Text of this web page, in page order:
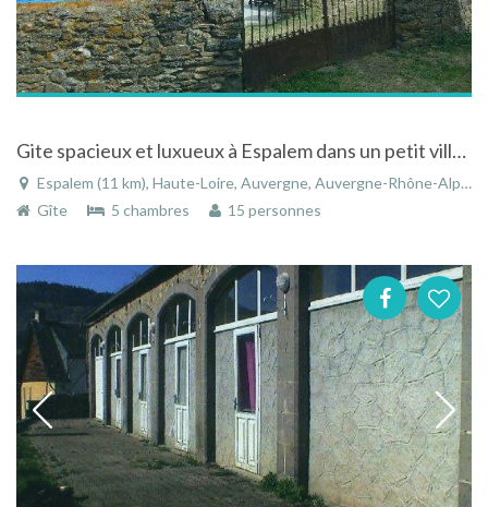
Gite spacieux et luxueux à Espalem dans un petit village agricole au calme en auvergne
Espalem (11 km), Haute-Loire, Auvergne, Auvergne-Rhône-Alpes, France
Gîte
5 chambres 15 personnes